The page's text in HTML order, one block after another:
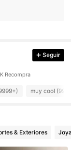
Seguir
Recompra
muy cool
& Exteriores